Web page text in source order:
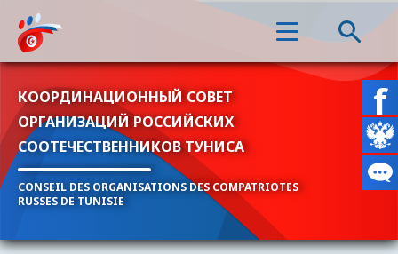
КООРДИНАЦИОННЫЙ СОВЕТ
ОРГАНИЗАЦИЙ РОССИЙСКИХ
СООТЕЧЕСТВЕННИКОВ ТУНИСА
CONSEIL DES ORGANISATIONS DES COMPATRIOTES
RUSSES DE TUNISIE